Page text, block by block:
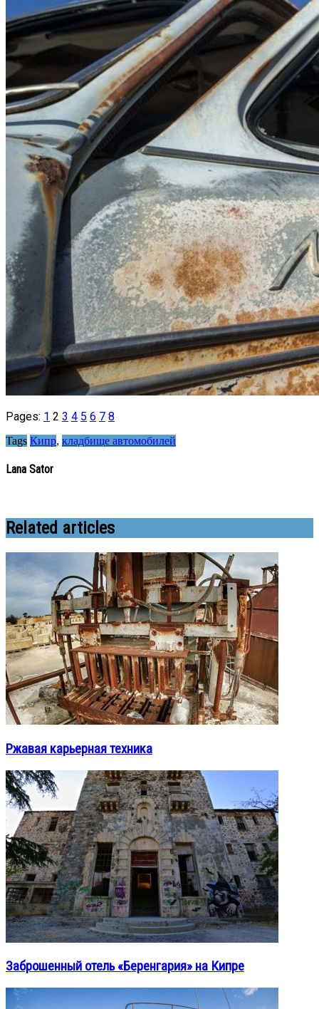
Pages: 1 2 3 4 5 6 7 8
Tags Кипр, кладбище автомобилей
Lana Sator
Related articles
Ржавая карьерная техника
Заброшенный отель «Беренгария» на Кипре